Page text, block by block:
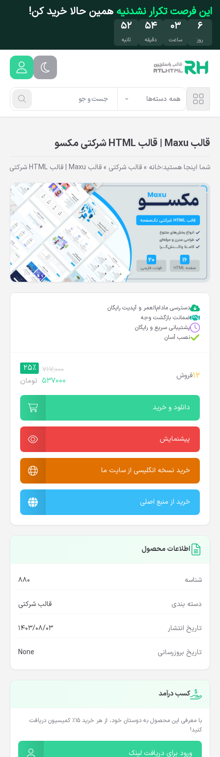
رفتن به محتوای اصلی
این فرصت تکرار نشدنیه همین حالا خرید کن!
۶
روز
۰۳
ساعت
۵۴
دقیقه
۵۲
ثانیه
همه دسته‌ها
قالب Maxu | قالب HTML شرکتی مکسو
شما اینجا هستید:خانه »قالب شرکتی »قالب Maxu | قالب HTML شرکتی مکسو
دسترسی مادام‌العمر و آپدیت رایگان
ضمانت بازگشت وجه
پشتیبانی سریع و رایگان
نصب آسان
12فروش
717,000
25%
537000 تومان
دانلود و خرید
پیشنمایش
خرید نسخه انگلیسی از سایت ما
خرید از منبع اصلی
اطلاعات محصول
شناسه 880
دسته بندی قالب شرکتی
تاریخ انتشار 1403/08/03
تاریخ بروزرسانی None
کسب درآمد
با معرفی این محصول به دوستان خود، از هر خرید ۱۵٪ کمیسیون دریافت
کنید!
ورود برای دریافت لینک